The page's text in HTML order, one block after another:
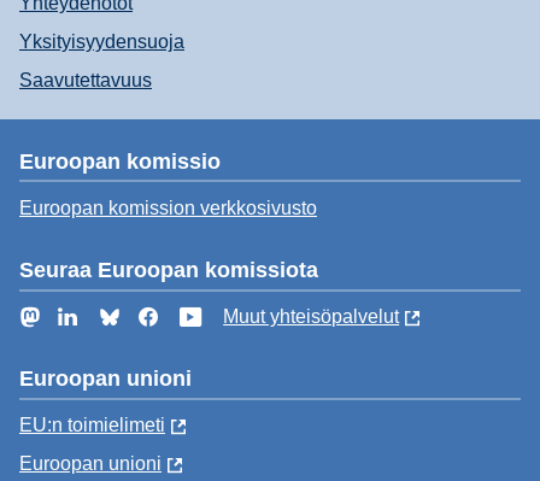
Yksityisyydensuoja
Saavutettavuus
Euroopan komissio
Euroopan komission verkkosivusto
Seuraa Euroopan komissiota
MastodonLinkedInBlueskyFacebookYouTube
Muut yhteisöpalvelut
Euroopan unioni
EU:n toimielimeti
Euroopan unioni